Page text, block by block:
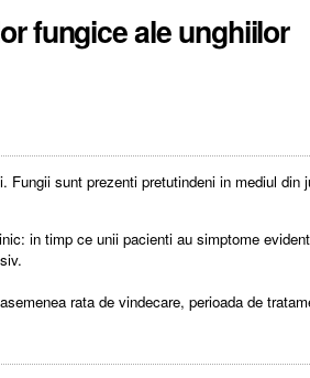
fungice ale unghiilor
sunt prezenti pretutindeni in mediul
in timp ce unii pacienti au simptome
rata de vindecare, perioada de